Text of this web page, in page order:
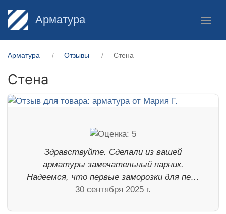
Арматура
Арматура Отзывы Стена
Стена
Здравствуйте. Сделали из вашей
арматуры замечательный парник.
Надеемся, что первые заморозки для пе…
30 сентября 2025 г.